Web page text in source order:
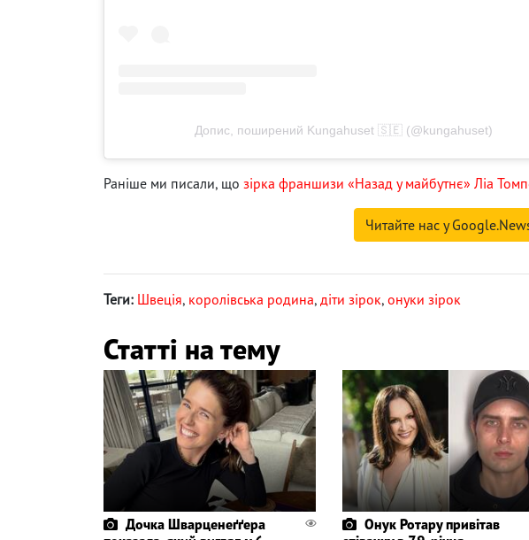
Допис, поширений Kungahuset 🇸🇪 (@kungahuset)
Раніше ми писали, що зірка франшизи «Назад у майбутнє» Ліа
Читайте нас у
Теги: Швеція, королівська родина, діти зірок, онуки зірок
Статті на тему
Дочка Шварценеґґера
Онук Ротару привітав